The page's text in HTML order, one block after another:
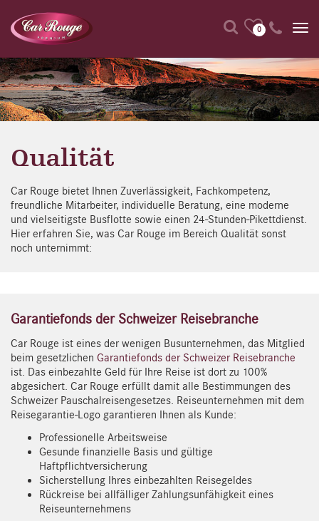
0
Qualität
Car Rouge bietet Ihnen Zuverlässigkeit, Fachkompetenz,
freundliche Mitarbeiter, individuelle Beratung, eine moderne
und vielseitigste Busflotte sowie einen 24-Stunden-Pikettdienst.
Hier erfahren Sie, was Car Rouge im Bereich Qualität sonst
noch unternimmt:
Garantiefonds der Schweizer Reisebranche
Car Rouge ist eines der wenigen Busunternehmen, das Mitglied
beim gesetzlichen Garantiefonds der Schweizer Reisebranche
ist. Das einbezahlte Geld für Ihre Reise ist dort zu 100%
abgesichert. Car Rouge erfüllt damit alle Bestimmungen des
Schweizer Pauschalreisengesetzes. Reiseunternehmen mit dem
Reisegarantie-Logo garantieren Ihnen als Kunde:
Professionelle Arbeitsweise
Gesunde finanzielle Basis und gültige
Haftpflichtversicherung
Sicherstellung Ihres einbezahlten Reisegeldes
Rückreise bei allfälliger Zahlungsunfähigkeit eines
Reiseunternehmens